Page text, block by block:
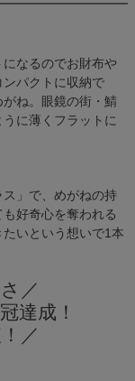
になるのでお財布や
パクトに収納で
ね。眼鏡の街・鯖
に薄くフラットに
」で、めがねの持
好奇心を奪われる
いという想いで1本
／
達成！
／